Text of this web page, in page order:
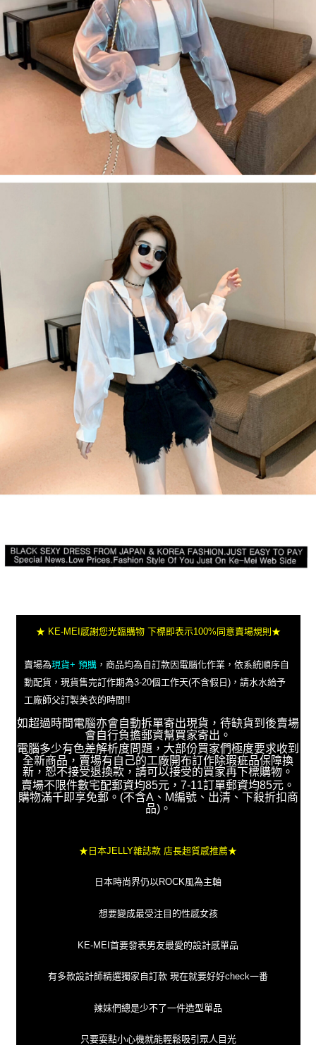
★ KE-MEI感謝您光臨購物 下標即表示100%同意賣場規則★
賣場為現貨+ 預購，商品均為自訂款因電腦化作業，依系統順序自
動配貨，現貨售完訂作期為3-20個工作天(不含假日)，請水水給予
工廠師父訂製美衣的時間!!
如超過時間電腦亦會自動拆單寄出現貨，待缺貨到後賣場
會自行負擔郵資幫買家寄出。
電腦多少有色差解析度問題，大部份買家們極度要求收到
全新商品，賣場有自己的工廠開布訂作除瑕疵品保障換
新，恕不接受退換款，請可以接受的買家再下標購物。
賣場不限件數宅配郵資均85元，7-11訂單郵資均85元。
購物滿千即享免郵。(不含A、M編號、出清、下殺折扣商
品)。
★日本JELLY雜誌款 店長超質感推薦★
日本時尚界仍以ROCK風為主軸
想要變成最受注目的性感女孩
KE-MEI首要發表男友最愛的設計感單品
有多款設計師精選獨家自訂款 現在就要好好check一番
辣妹們總是少不了一件造型單品
只要耍點小心機就能輕鬆吸引眾人目光